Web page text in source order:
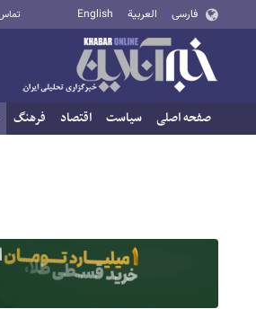
فارسی العربية English
صفحه اصلی سیاست اقتصاد فرهنگ